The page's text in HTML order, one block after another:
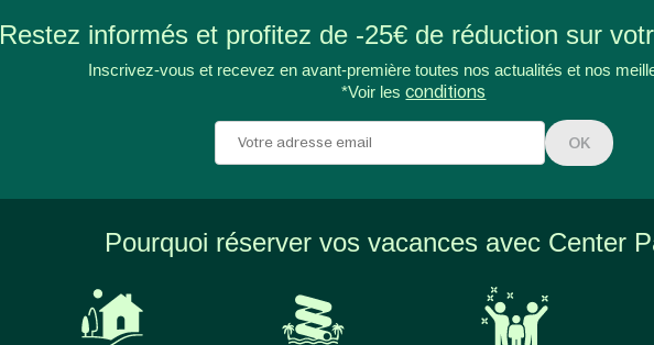
Restez informés et profitez de -25€ de réduction sur
Inscrivez-vous et recevez en avant-première toutes nos actualités et nos
*Voir lesconditions
OK
Pourquoi réserver vos vacances avec Center